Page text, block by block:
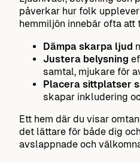
påverkar hur folk
hemmiljön innebär ofta
Dämpa skarpa ljud
Justera belysning
samtal, mjukare för
Placera sittplatser
skapar inkludering
Ett hem där du visar
det lättare för både dig
avslappnade och